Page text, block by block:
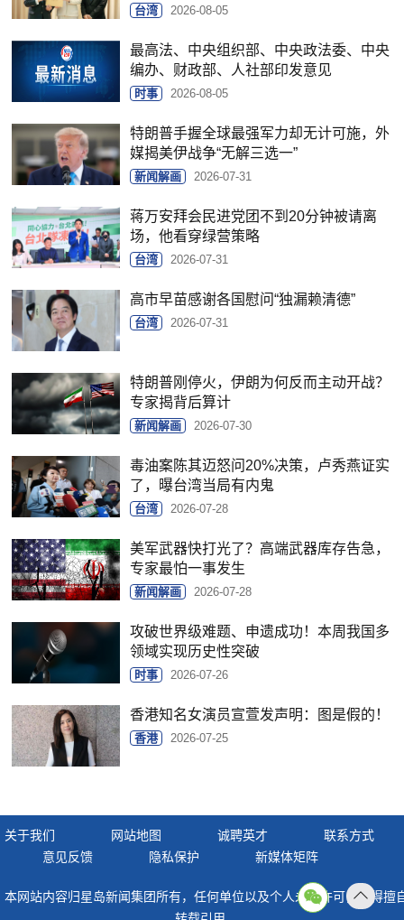
台湾 2026-08-05
最高法、中央组织部、中央政法委、中央
编办、财政部、人社部印发意见
时事 2026-08-05
特朗普手握全球最强军力却无计可施，外
媒揭美伊战争“无解三选一”
新闻解画 2026-07-31
蒋万安拜会民进党团不到20分钟被请离
场，他看穿绿营策略
台湾 2026-07-31
高市早苗感谢各国慰问“独漏赖清德”
台湾 2026-07-31
特朗普刚停火，伊朗为何反而主动开战？
专家揭背后算计
新闻解画 2026-07-30
毒油案陈其迈怒问20%决策，卢秀燕证实
了，曝台湾当局有内鬼
台湾 2026-07-28
美军武器快打光了？高端武器库存告急，
专家最怕一事发生
新闻解画 2026-07-28
攻破世界级难题、申遗成功！本周我国多
领域实现历史性突破
时事 2026-07-26
香港知名女演员宣萱发声明：图是假的！
香港 2026-07-25
关于我们 网站地图 诚聘英才
联系方式
意见反馈
隐私保护 新媒体矩阵
本网站内容归星岛新闻集团所有，任何单位以及个人未经许可，不得擅